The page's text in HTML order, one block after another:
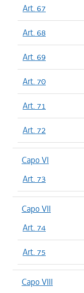
Art. 67
Art. 68
Art. 69
Art. 70
Art. 71
Art. 72
Capo VI
Art. 73
Capo VII
Art. 74
Art. 75
Capo VIII